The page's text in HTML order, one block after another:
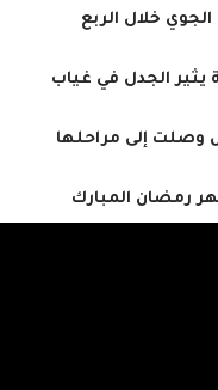
خلال الربع
يثير الجدل في غياب
وصلت إلى مراحلها
رمضان المبارك